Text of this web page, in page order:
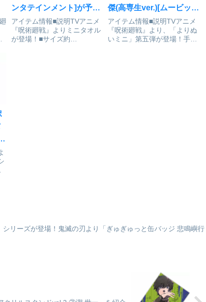
ンタテインメント]が予約
受付中
アイテム情報■説明TVアニメ
『呪術廻戦』よりミニタオル
が登場！■サイズ約
傑(高専生ver.)[ムービッ
ク]が予約受付開始
アイテム情報■説明TVアニメ
『呪術廻戦』より、「よりぬ
いミニ」第五弾が登場！手の
リーズが登場！鬼滅の刃より「ぎゅぎゅっと缶バッジ 悲鳴嶼行